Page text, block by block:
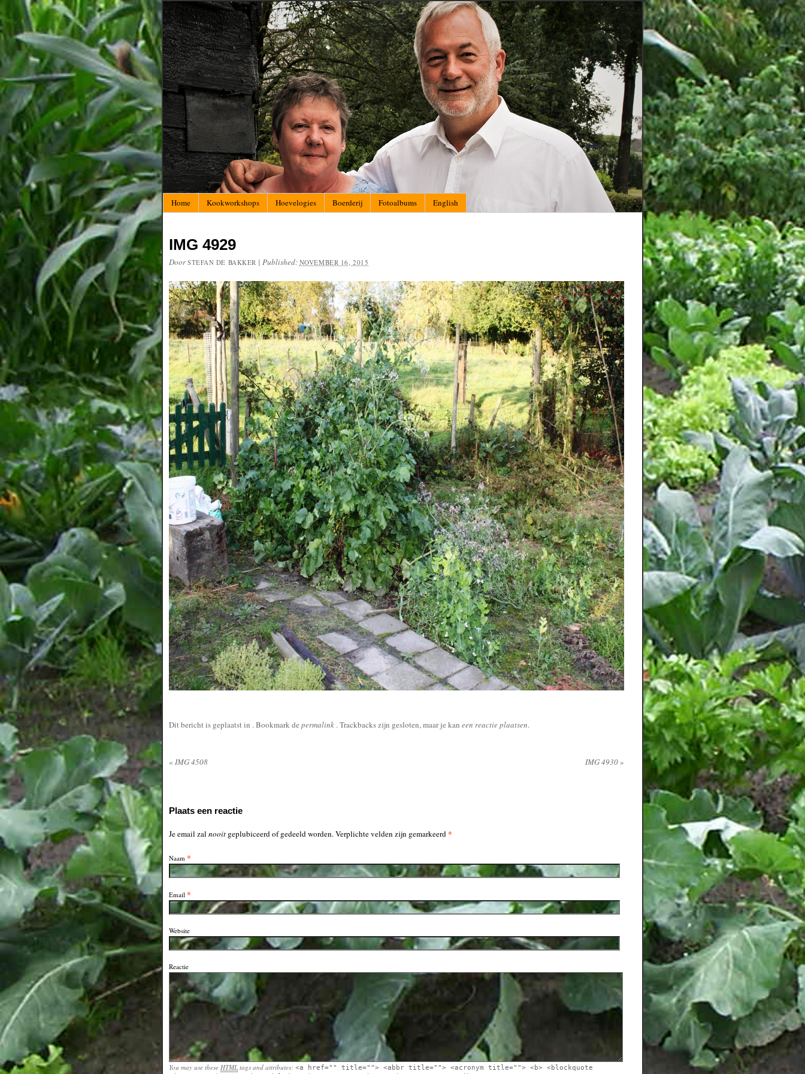
Home Kookworkshops Hoevelogies Boerderij Fotoalbums English
IMG 4929
DoorSTEFAN DE BAKKER | Published: NOVEMBER 16, 2015
Dit bericht is geplaatst in . Bookmark de permalink . Trackbacks zijn gesloten, maar je kan een reactie plaatsen.
« IMG 4508 IMG 4930»
Plaats een reactie
Je email zal nooit geplubiceerd of gedeeld worden. Verplichte velden zijn gemarkeerd*
Naam *
Email *
Website
Reactie
You may use these HTML tags and attributes: <a href="" title=""> <abbr title=""> <acronym title=""> <b> <blockquote